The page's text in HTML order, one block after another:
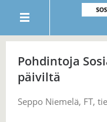
Pohdintoja
päiviltä
Seppo Niemelä, FT,